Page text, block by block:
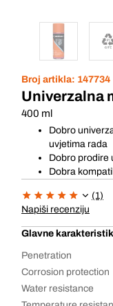
Broj artikla: 147734
Univerzalna
400 ml
Dobro
uvjetima rada
Dobro prodire
Dobra
(1)
Napiši recenziju
Glavne
Penetration
Corrosion protection
Water resistance